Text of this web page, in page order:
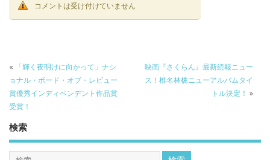
コメントは受け付けていません
«
「輝く夜明けに向かって」ナシ
ョナル・ボード・オブ・レビュー
賞優秀インディペンデント作品賞
受賞！
映画『さくらん』最新続報ニュー
ス！椎名林檎ニューアルバムタイ
トル決定！ »
検索